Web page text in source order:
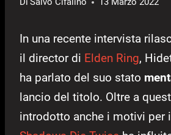
In una recente intervista
il director di Elden Ring,
ha parlato del suo stato
lancio del titolo. Oltre a
introdotto anche i motivi per